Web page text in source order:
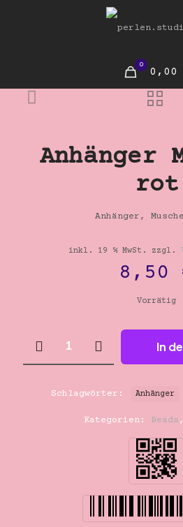
0
0,00
Anhänger
rot
Anhänger,
inkl. 19 % MwSt. zzgl.
8,50
Vorrätig
In
Kategorien: Beads
Schlagwörter: Anhänger